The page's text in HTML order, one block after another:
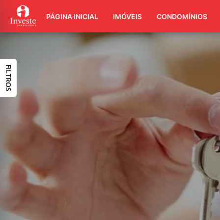
PÁGINA INICIAL IMÓVEIS CONDOMÍNIOS
FILTROS